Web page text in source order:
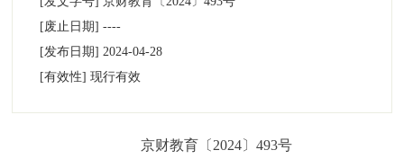
[废止日期]----
[发布日期]2024-04-28
[有效性]现行有效
京财教育〔 2024〕 493号